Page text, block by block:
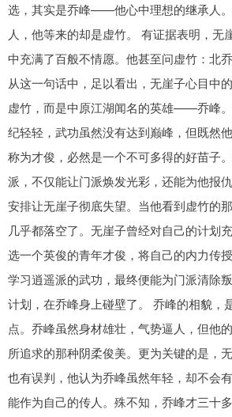
选，其实是乔峰——他心中理想的继承人
人，他等来的却是虚竹。 有证据表明，无
中充满了百般不情愿。他甚至问虚竹：北
从这一句话中，足以看出，无崖子心目中
虚竹，而是中原江湖闻名的英雄——乔峰
纪轻轻，武功虽然没有达到巅峰，但既然
称为才俊，必然是一个不可多得的好苗子
派，不仅能让门派焕发光彩，还能为他报
安排让无崖子彻底失望。当他看到虚竹的
几乎都落空了。无崖子曾经对自己的计划
选一个英俊的青年才俊，将自己的内力传
学习逍遥派的武功，最终便能为门派清除
计划，在乔峰身上碰壁了。 乔峰的相貌，
点。乔峰虽然身材雄壮，气势逼人，但他
所追求的那种阴柔俊美。更为关键的是，
也有误判，他认为乔峰虽然年轻，却不会
能作为自己的传人。殊不知，乔峰才三十